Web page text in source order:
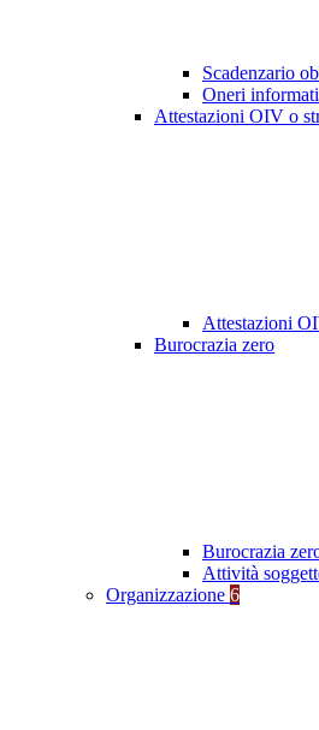
Scadenzario
Oneri
Attestazioni OIV o
Attestazioni
Burocrazia zero
Burocrazia
Attività
Organizzazione 6